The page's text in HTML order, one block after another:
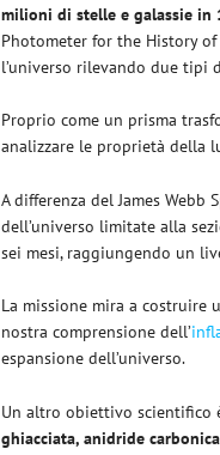
milioni di stelle e galassie
Photometer for the History
l’universo rilevando due tipi
Proprio come un prisma
analizzare le proprietà della
A differenza del James
dell’universo limitate alla
sei mesi, raggiungendo un
La missione mira a costruire
nostra comprensione dell’
espansione dell’universo.
Un altro obiettivo scientifico
ghiacciata, anidride